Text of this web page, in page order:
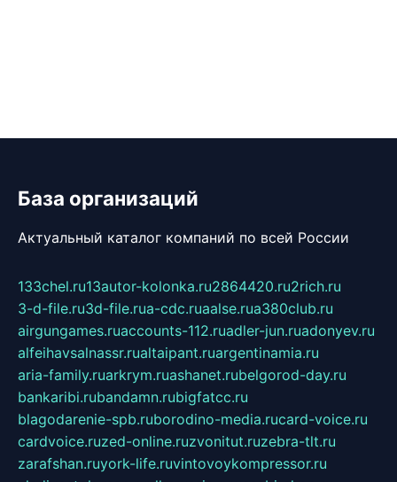
База организаций
Актуальный каталог компаний по всей России
133chel.ru13autor-kolonka.ru2864420.ru2rich.ru
3-d-file.ru3d-file.rua-cdc.ruaalse.rua380club.ru
airgungames.ruaccounts-112.ruadler-jun.ruadonyev.ru
alfeihavsalnassr.rualtaipant.ruargentinamia.ru
aria-family.ruarkrym.ruashanet.rubelgorod-day.ru
bankaribi.rubandamn.rubigfatcc.ru
blagodarenie-spb.ruborodino-media.rucard-voice.ru
cardvoice.ruzed-online.ruzvonitut.ruzebra-tlt.ru
zarafshan.ruyork-life.ruvintovoykompressor.ru